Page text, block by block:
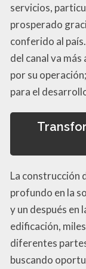
servicios,
prosperado
conferido al
del canal va
por su
para el
La construcción
profundo en la
y un después en
edificación,
diferentes
buscando